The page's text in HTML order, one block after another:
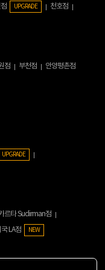
UPGRADE
천호점
점 부천점 안양평촌점
UPGRADE
르타 Sudirman점
국 LA점 NEW